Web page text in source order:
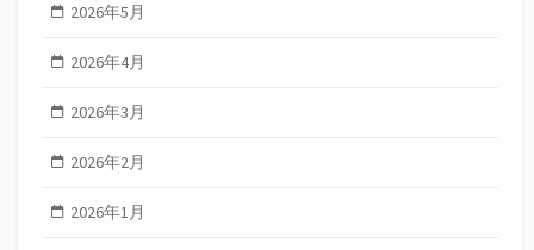
2026年5月
2026年4月
2026年3月
2026年2月
2026年1月